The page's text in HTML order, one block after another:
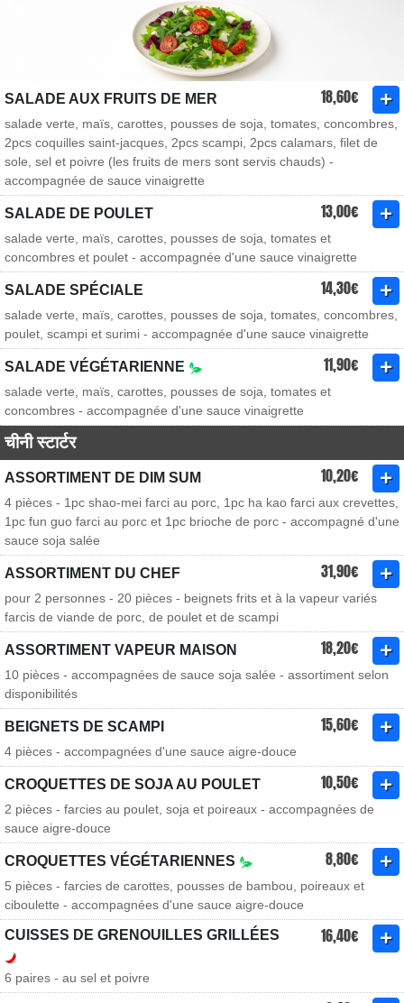
SALADE AUX FRUITS DE MER 18,60€
salade verte, maïs, carottes, pousses de soja, tomates, concombres,
2pcs coquilles saint-jacques, 2pcs scampi, 2pcs calamars, filet de
sole, sel et poivre (les fruits de mers sont servis chauds) -
accompagnée de sauce vinaigrette
SALADE DE POULET 13,00€
salade verte, maïs, carottes, pousses de soja, tomates et
concombres et poulet - accompagnée d'une sauce vinaigrette
SALADE SPÉCIALE 14,30€
salade verte, maïs, carottes, pousses de soja, tomates, concombres,
poulet, scampi et surimi - accompagnée d'une sauce vinaigrette
SALADE VÉGÉTARIENNE 11,90€
salade verte, maïs, carottes, pousses de soja, tomates et
concombres - accompagnée d'une sauce vinaigrette
चीनी स्टार्टर
ASSORTIMENT DE DIM SUM 10,20€
4 pièces - 1pc shao-mei farci au porc, 1pc ha kao farci aux crevettes,
1pc fun guo farci au porc et 1pc brioche de porc - accompagné d'une
sauce soja salée
ASSORTIMENT DU CHEF 31,90€
pour 2 personnes - 20 pièces - beignets frits et à la vapeur variés
farcis de viande de porc, de poulet et de scampi
ASSORTIMENT VAPEUR MAISON 18,20€
10 pièces - accompagnées de sauce soja salée - assortiment selon
disponibilités
BEIGNETS DE SCAMPI 15,60€
4 pièces - accompagnées d'une sauce aigre-douce
CROQUETTES DE SOJA AU POULET 10,50€
2 pièces - farcies au poulet, soja et poireaux - accompagnées de
sauce aigre-douce
CROQUETTES VÉGÉTARIENNES 8,80€
5 pièces - farcies de carottes, pousses de bambou, poireaux et
ciboulette - accompagnées d'une sauce aigre-douce
CUISSES DE GRENOUILLES GRILLÉES 16,40€
6 paires - au sel et poivre